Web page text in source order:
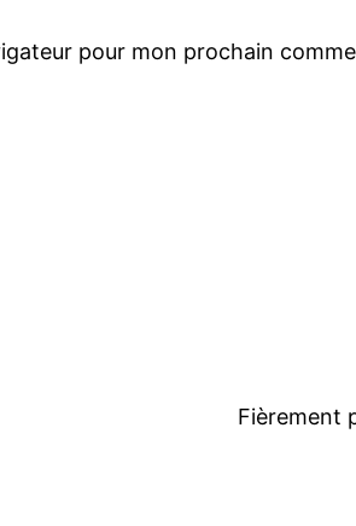
pour mon prochain
Fièrement